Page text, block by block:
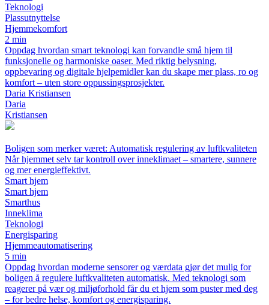
Teknologi
Plassutnyttelse
Hjemmekomfort
2 min
Oppdag hvordan smart teknologi kan forvandle små hjem til
funksjonelle og harmoniske oaser. Med riktig belysning,
oppbevaring og digitale hjelpemidler kan du skape mer plass, ro og
komfort – uten store oppussingsprosjekter.
Daria Kristiansen
Daria
Kristiansen
Boligen som merker været: Automatisk regulering av luftkvaliteten
Når hjemmet selv tar kontroll over inneklimaet – smartere, sunnere
og mer energieffektivt.
Smart hjem
Smart hjem
Smarthus
Inneklima
Teknologi
Energisparing
Hjemmeautomatisering
5 min
Oppdag hvordan moderne sensorer og værdata gjør det mulig for
boligen å regulere luftkvaliteten automatisk. Med teknologi som
reagerer på vær og miljøforhold får du et hjem som puster med deg
– for bedre helse, komfort og energisparing.